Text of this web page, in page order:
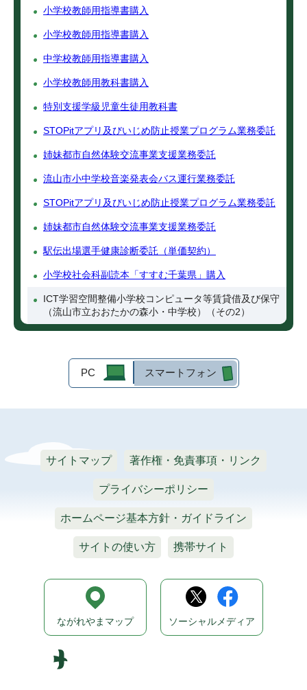
小学校教師用指導書購入
小学校教師用指導書購入
中学校教師用指導書購入
小学校教師用教科書購入
特別支援学級児童生徒用教科書
STOPitアプリ及びいじめ防止授業プログラム業務委託
姉妹都市自然体験交流事業支援業務委託
流山市小中学校音楽発表会バス運行業務委託
STOPitアプリ及びいじめ防止授業プログラム業務委託
姉妹都市自然体験交流事業支援業務委託
駅伝出場選手健康診断委託（単価契約）
小学校社会科副読本「すすむ千葉県」購入
ICT学習空間整備小学校コンピュータ等賃貸借及び保守
（流山市立おおたかの森小・中学校）（その2）
PC スマートフォン
サイトマップ 著作権・免責事項・リンク
プライバシーポリシー
ホームページ基本方針・ガイドライン
サイトの使い方 携帯サイト
ながれやまマップ ソーシャルメディア